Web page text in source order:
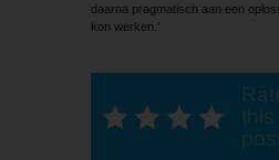
daarna pragmatisch aan een
kon werken.’
this